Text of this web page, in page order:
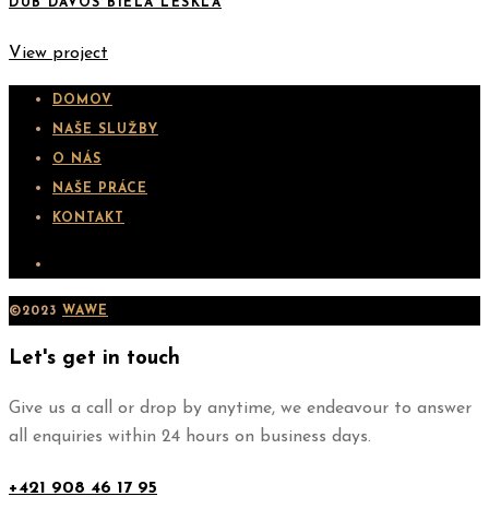
DUB DAVOS BIELA LESKLÁ
View project
DOMOV
NAŠE SLUŽBY
O NÁS
NAŠE PRÁCE
KONTAKT
©2023 WAWE
Let's get in touch
Give us a call or drop by anytime, we endeavour to answer
all enquiries within 24 hours on business days.
+421 908 46 17 95